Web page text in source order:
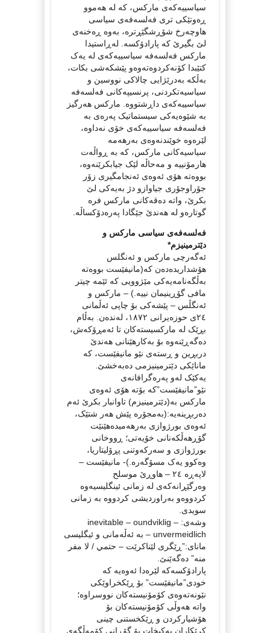
سیاسییەکەی مارکس، کە لە هەموو
ڕەوتێکی تری فەلسەفەی سیاسی
هاوچەرخ شۆڕشگێڕترە، بەوە ڕەخنەی
لێ بگیرێ کە پارادۆکسە. لەڕاستیدا
مارکس فەلسەفە سیاسییەکەی لە یەک
کتێبدا کۆنەکردوەتەوەو پێشکەشی بکات،
بەڵکە بەدرێژایی چالاکی نووسین و
سیاسیەتکردنی، پرنسیپەکانی فەلسەفە
سیاسییەکەی داڕشتووە. مارکس هەرگیز
بە شێوەیەکی سیستماتیک پەرەی بە
فەلسەفە سیاسییەکەی خۆی نەداوە،
لێرەوە خوێندنەوەی بەرهەمە
سیاسیەکانی مارکس، کە بە ڕواڵەت
هارمۆنییە و مەحاڵە لێک جیابکرێنەوە،
بووەتە هۆی ئەوەی ئەنجامگیری زۆر
جۆراوجۆری جیاوازو دژ بەیەکی لێ
بکرێ، واتە دەقەکانی مارکس فرە
گوتارەو لە هەندێ جێگادا پەرەدۆکساڵە.
فەلسەفەی سیاسی مارکس و
دێترمینیزم*
ئەگەرچی مارکس و ئەنگلس
هۆشداریدەدەن کە(مانیفێست بووەتە
بەڵگەنامەیەکی مێژوویی کە ئێمە چیتر
مافی گۆڕینیمان نییە.) – مارکس و
ئەنگڵس – پێشەکی بۆ چاپی ئەڵمانی
٢٤ی حوزەیرانی ١٨٧٢، لەندەن. بەڵام
بڕێک لە مارکسیستەکان تا ئەمڕۆکەش،
دەگەڕێنەوە بۆ بەکارهێنانی هەندێ
دربڕین و ڕستەی نێو مانیفێست، کە
ماناێکی دێترمینیزمی دەبەخشێ.
یەکێک لەو پەرەگرافانەی
نێو”مانیفێست”کە بۆتە هۆی ئەوەی
مارکس بە(دێترمینیزم) تاوانبار بکرێ ئەم
دەربڕینەیە:(بەمجۆرە پێش هەر شتێک،
ئەوەی بورژوازی بەرهەمیدەهێنێت
گۆڕهەڵکەنانی خۆیەتی؛ ڕووخانی
بورژوازی و سەرکەوتنی پڕۆلیتاریا،
وەکوو یەک مسۆگەرە.)- مانیفێست –
لاپەڕە ۲٤ – هاوڕێ موسلح
وەرگێڕانەکەی لە زمانی ئینگلیسیەوە
کردووەو بەراوردیشی کردووە بە زمانی
سویدی.
وشەی: inevitable – oundviklig –
unvermeidlich – بە ئەڵەمانی و ئیگلیسی
مانای:”ڕێگری لێناکرێت – حتمي / لا مفر
منه” دەگەێنێ.
پارادۆکسەکە لێرەدا ئەوەیە کە
خودی”مانیفێست” بۆ ڕێکخراوێکی
نێونەتەوەی کۆمۆنیستەکان نووسراوە؛
واتە هەوڵی کۆمۆنیستەکان بۆ
هۆشیارکردن و ڕێکخستنی چینی
کرێکاران یەکبخات بۆ گۆڕانی کۆمەڵگەی